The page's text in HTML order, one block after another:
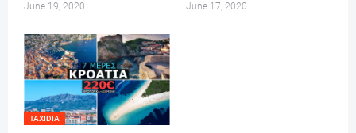
June 19, 2020 June 17, 2020
TAXIDIA